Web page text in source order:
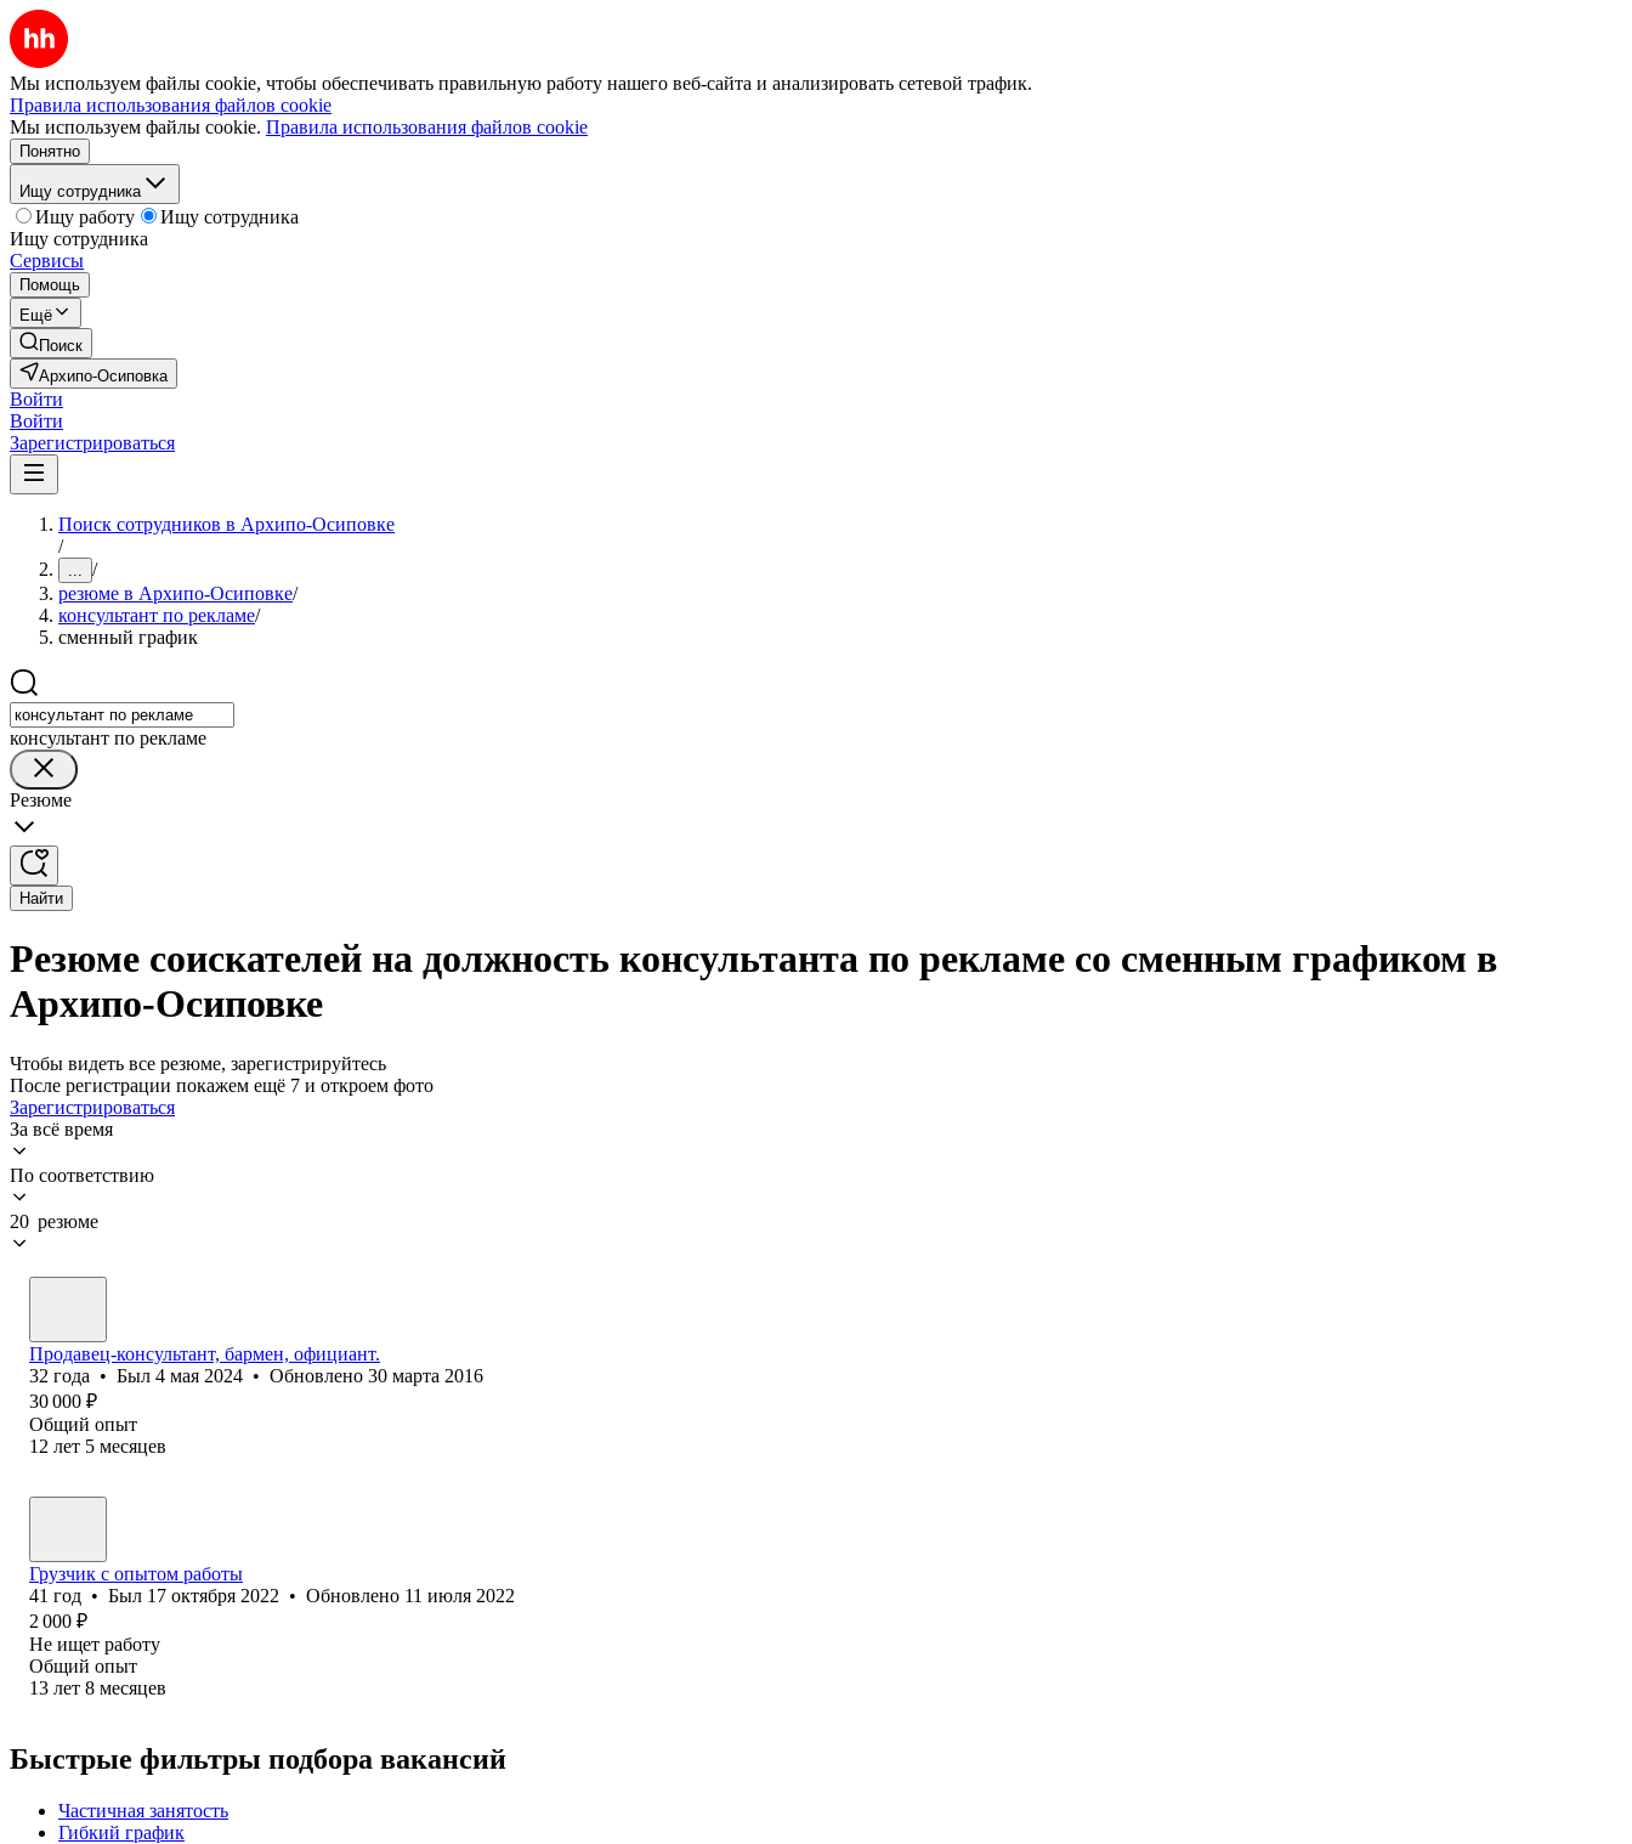
Мы используем файлы cookie, чтобы обеспечивать правильную работу нашего веб-сайта и анализировать сетевой трафик.
Правила использования файлов cookie
Мы используем файлы cookie. Правила использования файлов cookie
Понятно
Ищу сотрудника
Ищу работу
Ищу сотрудника
Ищу сотрудника
Сервисы
Помощь
Ещё
Поиск
Архипо-Осиповка
Войти
Войти
Зарегистрироваться
Поиск сотрудников в Архипо-Осиповке
/
... /
резюме в Архипо-Осиповке/
консультант по рекламе/
сменный график
консультант по рекламе
Резюме
Найти
Резюме соискателей на должность консультанта по рекламе со сменным графиком в
Архипо-Осиповке
Чтобы видеть все резюме, зарегистрируйтесь
После регистрации покажем ещё 7 и откроем фото
Зарегистрироваться
За всё время
По соответствию
20 резюме
Продавец-консультант, бармен, официант.
32 года • Был 4 мая 2024 • Обновлено 30 марта 2016
30 000 ₽
Общий опыт
12 лет 5 месяцев
Грузчик с опытом работы
41 год • Был 17 октября 2022 • Обновлено 11 июля 2022
2 000 ₽
Не ищет работу
Общий опыт
13 лет 8 месяцев
Быстрые фильтры подбора вакансий
Частичная занятость
Гибкий график